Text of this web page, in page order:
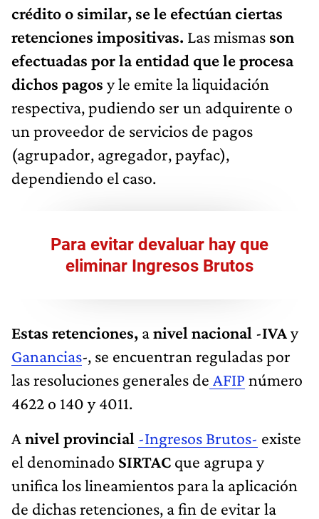
crédito o similar, se le efectúan ciertas
retenciones impositivas. Las mismas son
efectuadas por la entidad que le procesa
dichos pagos y le emite la liquidación
respectiva, pudiendo ser un adquirente o
un proveedor de servicios de pagos
(agrupador, agregador, payfac),
dependiendo el caso.
Para evitar devaluar hay que
eliminar Ingresos Brutos
Estas retenciones, anivel nacional -IVAy
Ganancias-, se encuentran reguladas por
las resoluciones generales de AFIP número
4622 o 140 y 4011.
A nivel provincial -Ingresos Brutos- existe
el denominado SIRTAC que agrupa y
unifica los lineamientos para la aplicación
de dichas retenciones, a fin de evitar la